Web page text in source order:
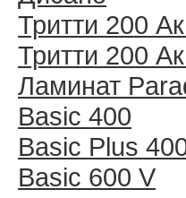
Тритти 200
Тритти 200
Ламинат
Basic 400
Basic Plus
Basic 600 V